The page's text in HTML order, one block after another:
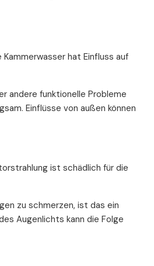
hat Einfluss auf
andere funktionelle Probleme
Einflüsse von außen können
ist schädlich für die
zu schmerzen, ist das ein
Augenlichts kann die Folge